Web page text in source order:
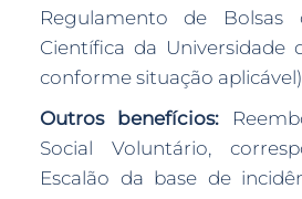
Regulamento de Bolsas
Científica da Universidade
conforme situação
Outros benefícios:
Social Voluntário,
Escalão da base de